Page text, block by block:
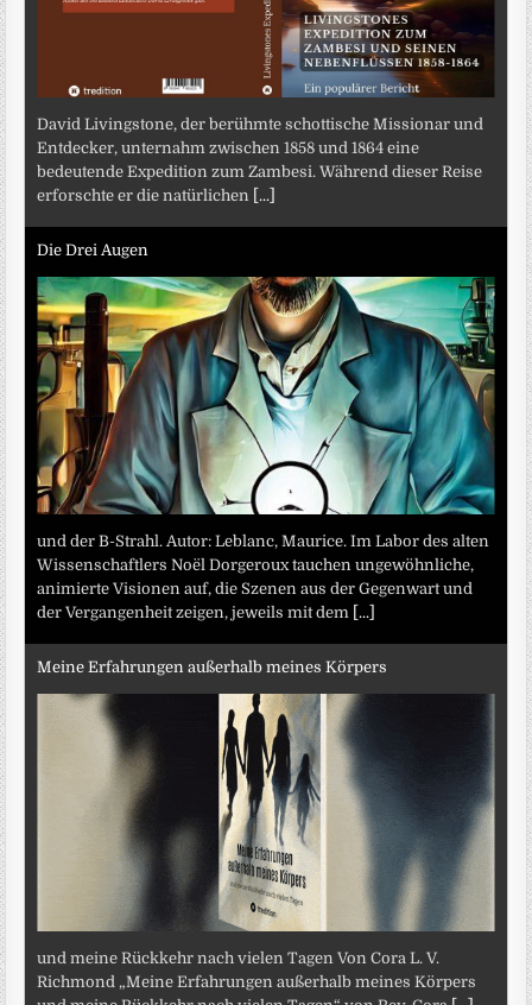
David Livingstone, der berühmte schottische Missionar und
Entdecker, unternahm zwischen 1858 und 1864 eine
bedeutende Expedition zum Zambesi. Während dieser Reise
erforschte er die natürlichen
[...]
Die Drei Augen
und der B-Strahl. Autor: Leblanc, Maurice. Im Labor des alten
Wissenschaftlers Noël Dorgeroux tauchen ungewöhnliche,
animierte Visionen auf, die Szenen aus der Gegenwart und
der Vergangenheit zeigen, jeweils mit dem
[...]
Meine Erfahrungen außerhalb meines Körpers
und meine Rückkehr nach vielen Tagen Von Cora L. V.
Richmond „Meine Erfahrungen außerhalb meines Körpers